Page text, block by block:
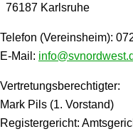
76187 Karlsruhe
Telefon (Vereinsheim):
E-Mail:
Vertretungsberechtigter:
Mark Pils (1. Vorstand)
Registergericht: